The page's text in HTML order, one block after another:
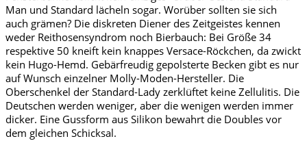
Man und Standard lächeln sogar. Worüber sollten sie sich
auch grämen? Die diskreten Diener des Zeitgeistes kennen
weder Reithosensyndrom noch Bierbauch: Bei Größe 34
respektive 50 kneift kein knappes Versace-Röckchen, da zwickt
kein Hugo-Hemd. Gebärfreudig gepolsterte Becken gibt es nur
auf Wunsch einzelner Molly-Moden-Hersteller. Die
Oberschenkel der Standard-Lady zerklüftet keine Zellulitis. Die
Deutschen werden weniger, aber die wenigen werden immer
dicker. Eine Gussform aus Silikon bewahrt die Doubles vor
dem gleichen Schicksal.